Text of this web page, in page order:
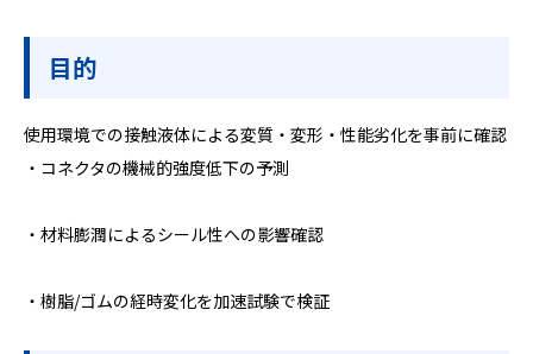
目的
使用環境での接触液体による変質‧変形‧性能劣化を事前に確認
・コネクタの機械的強度低下の予測
・材料膨潤によるシール性への影響確認
・樹脂/ゴムの経時変化を加速試験で検証